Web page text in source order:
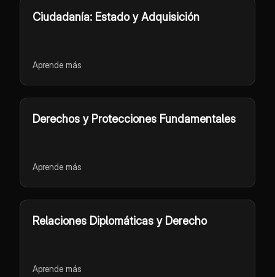
Ciudadanía: Estado y Adquisición
Aprende más
Derechos y Protecciones Fundamentales
Aprende más
Relaciones Diplomáticas y Derecho
Aprende más